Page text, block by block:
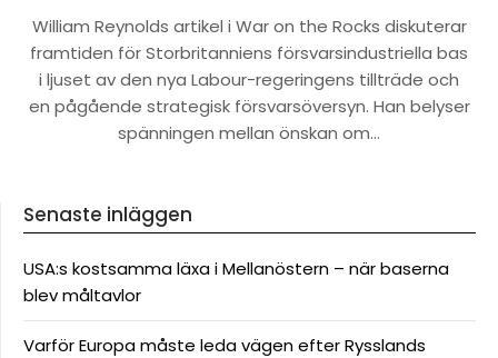
William Reynolds artikel i War on the Rocks diskuterar
framtiden för Storbritanniens försvarsindustriella bas
i ljuset av den nya Labour-regeringens tillträde och
en pågående strategisk försvarsöversyn. Han belyser
spänningen mellan önskan om…
Senaste inläggen
USA:s kostsamma läxa i Mellanöstern – när baserna
blev måltavlor
Varför Europa måste leda vägen efter Rysslands